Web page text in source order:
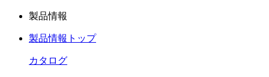
製品情報
製品情報トップ
カタログ